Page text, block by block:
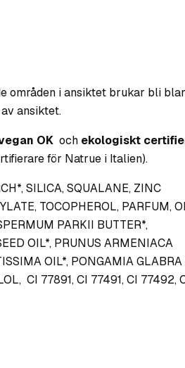
områden i ansiktet brukar bli
ansiktet.
OK och ekologiskt
för Natrue i Italien).
SILICA, SQUALANE, ZINC
TOCOPHEROL, PARFUM,
PARKII BUTTER*,
OIL*, PRUNUS ARMENIACA
OIL*, PONGAMIA GLABRA
CI 77891, CI 77491, CI 77492,